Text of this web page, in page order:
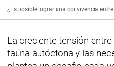
¿Es posible lograr una convivencia
La creciente tensión
fauna autóctona y las